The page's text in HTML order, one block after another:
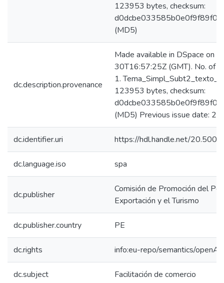
123953 bytes, checksum:
(MD5)
dc.description.provenance
Made available in DSpace on
30T16:57:25Z (GMT). No. of
1.
123953 bytes, checksum:
(MD5) Previous issue date:
dc.identifier.uri https://hdl.handle.net/
dc.language.iso spa
dc.publisher
Comisión de Promoción del
Exportación y el Turismo
dc.publisher.country PE
dc.rights info:eu-repo/semantics/
dc.subject Facilitación de comercio